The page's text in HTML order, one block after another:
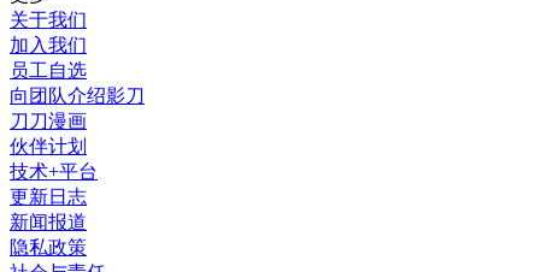
关于我们
加入我们
员工自选
向团队介绍影刀
刀刀漫画
伙伴计划
技术+平台
更新日志
新闻报道
隐私政策